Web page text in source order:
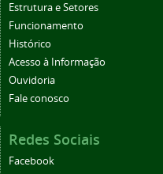
Estrutura e Setores
Funcionamento
Histórico
Acesso à Informação
Ouvidoria
Fale conosco
Redes Sociais
Facebook